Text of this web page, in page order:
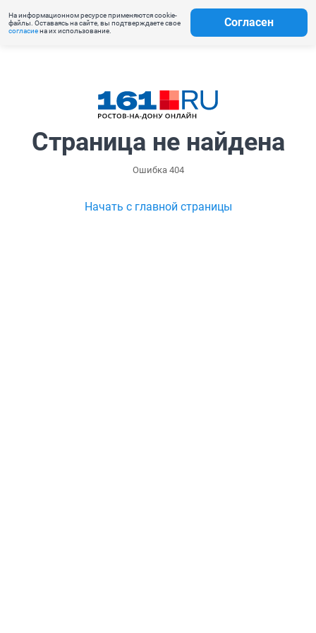
На информационном ресурсе применяются cookie-
файлы. Оставаясь на сайте, вы подтверждаете свое
согласиена их использование.
Согласен
Страница не найдена
Ошибка 404
Начать с главной страницы